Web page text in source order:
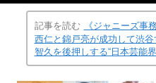
記事を読む
《ジャニーズ事
西仁と錦戸亮が成功して渋
智久を後押しする“日本芸能